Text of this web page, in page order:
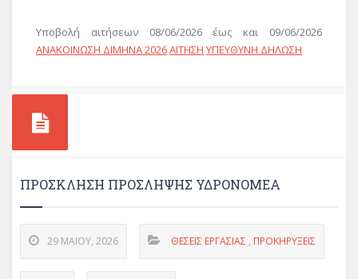
Υποβολή αιτήσεων 08/06/2026 έως και 09/06/2026
ΑΝΑΚΟΙΝΩΣΗ ΔΙΜΗΝΑ 2026ΑΙΤΗΣΗ ΥΠΕΥΘΥΝΗ ΔΗΛΩΣΗ
ΠΡΟΣΚΛΗΣΗ ΠΡΟΣΛΗΨΗΣ ΥΔΡΟΝΟΜΕΑ
29 ΜΑΪ́ΟΥ, 2026 ΘΈΣΕΙΣ ΕΡΓΑΣΊΑΣ , ΠΡΟΚΗΡΎΞΕΙΣ